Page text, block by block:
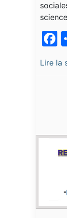
Lire la